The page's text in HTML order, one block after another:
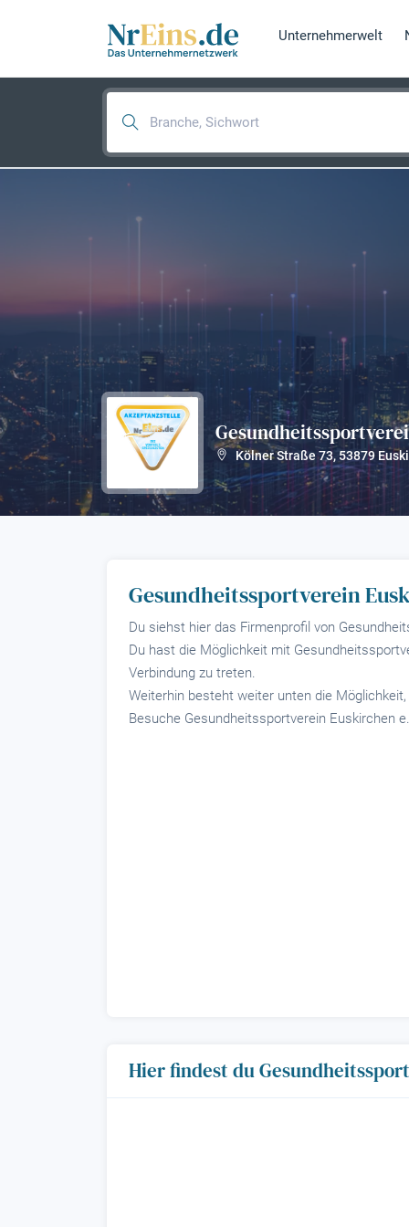
Unternehmerwelt
Kölner Straße 73, 53879
Gesundheitssportverein
Du siehst hier das Firmenprofil von
Du hast die Möglichkeit mit
Verbindung zu treten.
Weiterhin besteht weiter unten die
Besuche Gesundheitssportverein Euskirchen
Hier findest du